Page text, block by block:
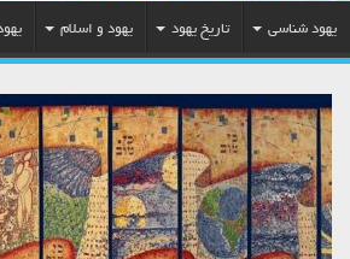
یهود شناسی تاریخ یهود یهود و اسلام